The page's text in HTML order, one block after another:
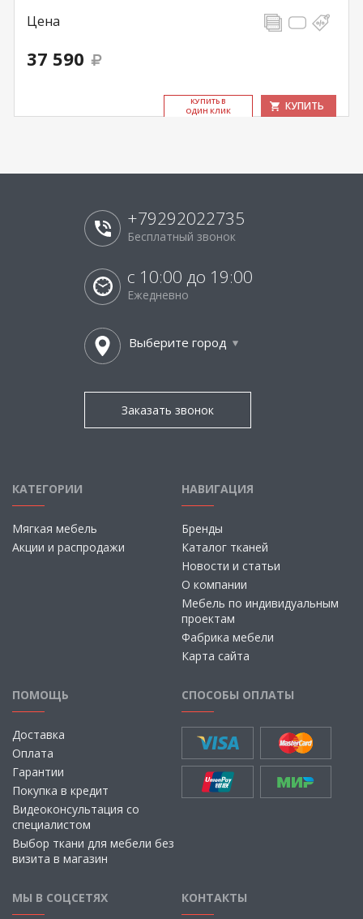
Цена
37 590
КУ­ПИТЬ В
ОДИН КЛИК
КУПИТЬ
+79292022735
Бесплатный звонок
с 10:00 до 19:00
Ежедневно
Выберите город
Заказать звонок
КАТЕГОРИИ
Мягкая мебель
Акции и распродажи
НАВИГАЦИЯ
Бренды
Каталог тканей
Новости и статьи
О компании
Мебель по индивидуальным
проектам
Фабрика мебели
Карта сайта
ПОМОЩЬ
Доставка
Оплата
Гарантии
Покупка в кредит
Видеоконсультация со
специалистом
Выбор ткани для мебели без
визита в магазин
СПОСОБЫ ОПЛАТЫ
МЫ В СОЦСЕТЯХ КОНТАКТЫ